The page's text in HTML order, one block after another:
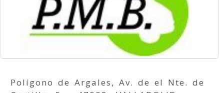
Polígono de Argales, Av. de el Nte. de